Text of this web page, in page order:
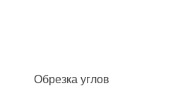
Обрезка углов